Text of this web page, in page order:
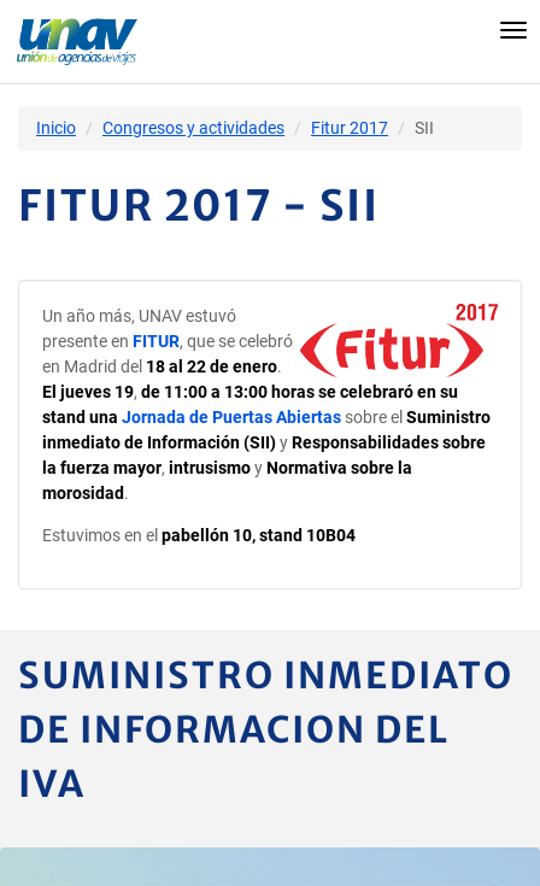
Inicio Congresos y actividades Fitur 2017 SII
FITUR 2017 - SII
Un año más, UNAV estuvó
presente en FITUR, que se celebró
en Madrid del 18 al 22 de enero.
El jueves 19, de 11:00 a 13:00 horas se celebraró en su
stand una Jornada de Puertas Abiertas sobre el Suministro
inmediato de Información (SII)yResponsabilidades sobre
la fuerza mayor, intrusismoyNormativa sobre la
morosidad.
Estuvimos en el pabellón 10, stand 10B04
SUMINISTRO INMEDIATO
DE INFORMACION DEL
IVA